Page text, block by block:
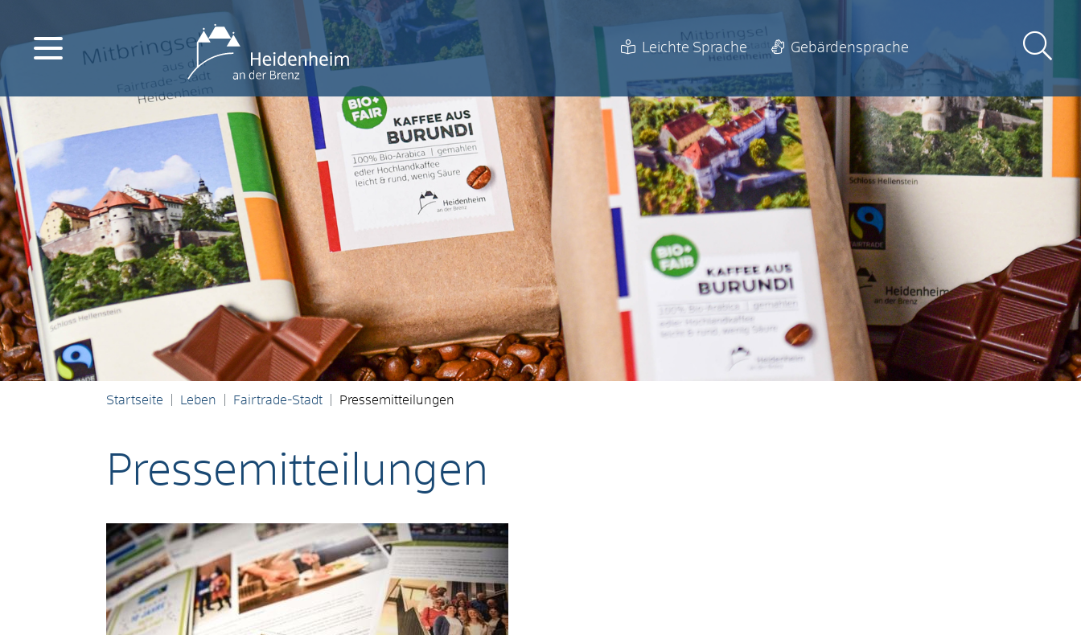
Leichte Sprache Gebärdensprache
Startseite Leben Fairtrade-Stadt Pressemitteilungen
Pressemitteilungen